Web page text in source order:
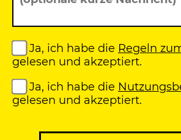
Ja, ich habe die Regeln
gelesen und akzeptiert.
Ja, ich habe die
gelesen und akzeptiert.